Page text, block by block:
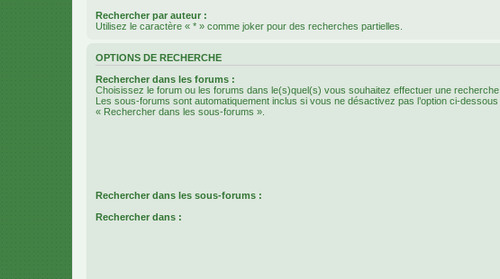
Rechercher par auteur :
Utilisez le caractère « * » comme joker pour des recherches partielles.
OPTIONS DE RECHERCHE
Rechercher dans les forums :
Choisissez le forum ou les forums dans le(s)quel(s) vous souhaitez effectuer une recherche.
Les sous-forums sont automatiquement inclus si vous ne désactivez pas l’option ci-dessous
« Rechercher dans les sous-forums ».
Rechercher dans les sous-forums :
Rechercher dans :